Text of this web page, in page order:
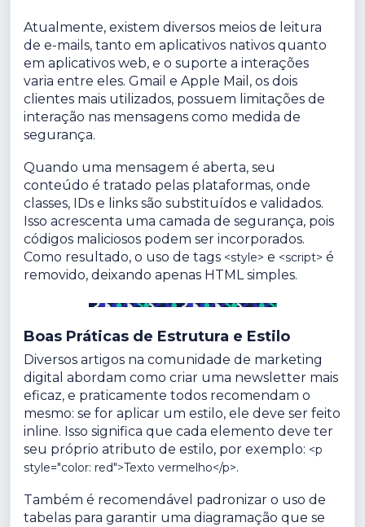
Atualmente, existem diversos meios de leitura
de e-mails, tanto em aplicativos nativos quanto
em aplicativos web, e o suporte a interações
varia entre eles. Gmail e Apple Mail, os dois
clientes mais utilizados, possuem limitações de
interação nas mensagens como medida de
segurança.
Quando uma mensagem é aberta, seu
conteúdo é tratado pelas plataformas, onde
classes, IDs e links são substituídos e validados.
Isso acrescenta uma camada de segurança, pois
códigos maliciosos podem ser incorporados.
Como resultado, o uso de tags <style> e <script> é
removido, deixando apenas HTML simples.
Boas Práticas de Estrutura e Estilo
Diversos artigos na comunidade de marketing
digital abordam como criar uma newsletter mais
eficaz, e praticamente todos recomendam o
mesmo: se for aplicar um estilo, ele deve ser feito
inline. Isso significa que cada elemento deve ter
seu próprio atributo de estilo, por exemplo: <p
style="color: red">Texto vermelho</p>.
Também é recomendável padronizar o uso de
tabelas para garantir uma diagramação que se